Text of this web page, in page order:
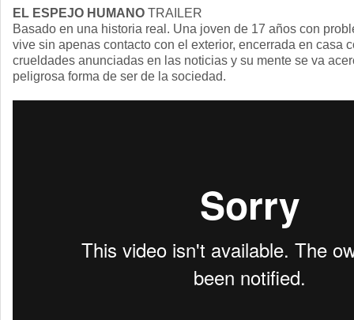
EL ESPEJO HUMANO TRAILER
Basado en una historia real. Una joven de 17 años con
vive sin apenas contacto con el exterior, encerrada en casa
crueldades anunciadas en las noticias y su mente se va
peligrosa forma de ser de la sociedad.